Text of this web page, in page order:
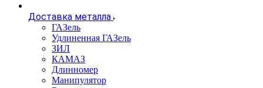
Доставка металла
ГАЗель
Удлиненная ГАЗель
ЗИЛ
КАМАЗ
Длинномер
Манипулятор